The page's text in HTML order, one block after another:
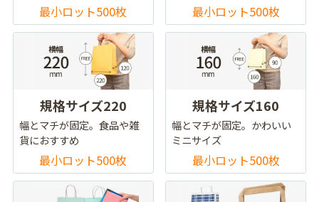
最小ロット500枚 最小ロット500枚
規格サイズ220
幅とマチが固定。食品や雑
貨におすすめ
最小ロット500枚
規格サイズ160
幅とマチが固定。かわいい
ミニサイズ
最小ロット500枚